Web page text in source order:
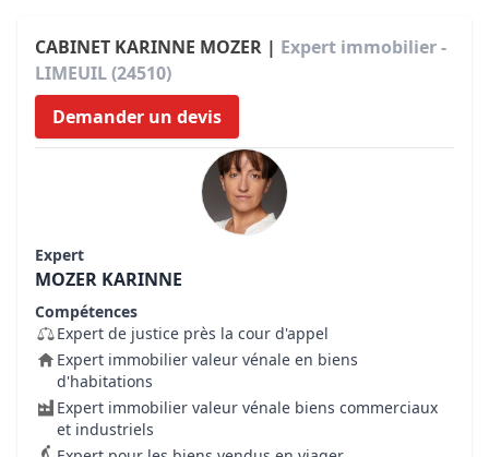
CABINET KARINNE MOZER | Expert immobilier -
LIMEUIL (24510)
Demander un devis
Expert
MOZER KARINNE
Compétences
Expert de justice près la cour d'appel
Expert immobilier valeur vénale en biens
d'habitations
Expert immobilier valeur vénale biens commerciaux
et industriels